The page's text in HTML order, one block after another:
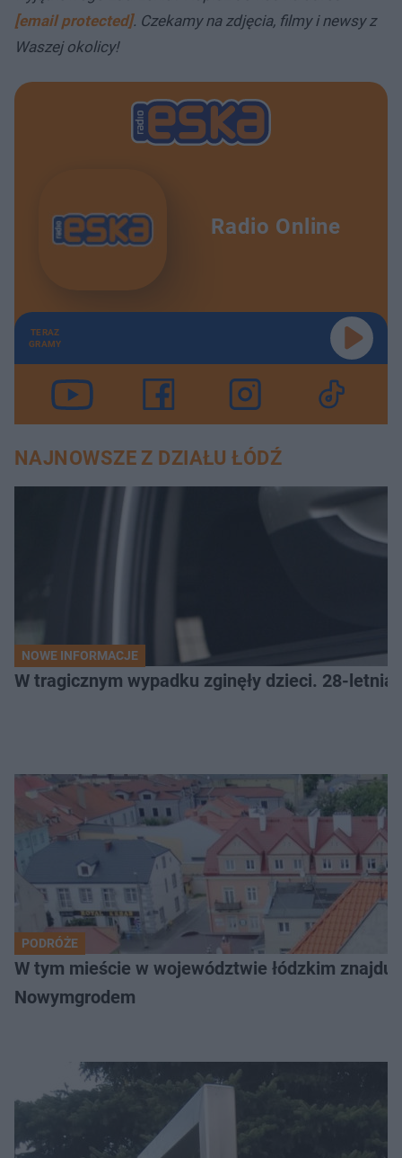
[email protected]. Czekamy na zdjęcia, filmy i newsy z
Waszej okolicy!
Radio Online
TERAZ
GRAMY
NAJNOWSZE Z DZIAŁU ŁÓDŹ
NOWE INFORMACJE
W tragicznym wypadku zginęły dzieci. 28-
PODRÓŻE
W tym mieście w województwie łódzkim
Nowymgrodem